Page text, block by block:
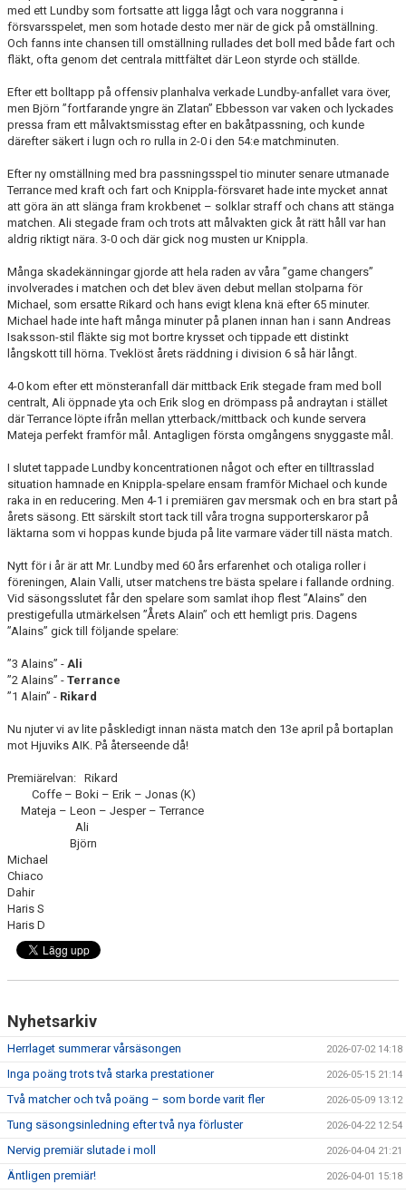
med ett Lundby som fortsatte att ligga lågt och vara noggranna i
försvarsspelet, men som hotade desto mer när de gick på omställning.
Och fanns inte chansen till omställning rullades det boll med både fart och
fläkt, ofta genom det centrala mittfältet där Leon styrde och ställde.
Efter ett bolltapp på offensiv planhalva verkade Lundby-anfallet vara över,
men Björn ”fortfarande yngre än Zlatan” Ebbesson var vaken och lyckades
pressa fram ett målvaktsmisstag efter en bakåtpassning, och kunde
därefter säkert i lugn och ro rulla in 2-0 i den 54:e matchminuten.
Efter ny omställning med bra passningsspel tio minuter senare utmanade
Terrance med kraft och fart och Knippla-försvaret hade inte mycket annat
att göra än att slänga fram krokbenet – solklar straff och chans att stänga
matchen. Ali stegade fram och trots att målvakten gick åt rätt håll var han
aldrig riktigt nära. 3-0 och där gick nog musten ur Knippla.
Många skadekänningar gjorde att hela raden av våra ”game changers”
involverades i matchen och det blev även debut mellan stolparna för
Michael, som ersatte Rikard och hans evigt klena knä efter 65 minuter.
Michael hade inte haft många minuter på planen innan han i sann Andreas
Isaksson-stil fläkte sig mot bortre krysset och tippade ett distinkt
långskott till hörna. Tveklöst årets räddning i division 6 så här långt.
4-0 kom efter ett mönsteranfall där mittback Erik stegade fram med boll
centralt, Ali öppnade yta och Erik slog en drömpass på andraytan i stället
där Terrance löpte ifrån mellan ytterback/mittback och kunde servera
Mateja perfekt framför mål. Antagligen första omgångens snyggaste mål.
I slutet tappade Lundby koncentrationen något och efter en tilltrasslad
situation hamnade en Knippla-spelare ensam framför Michael och kunde
raka in en reducering. Men 4-1 i premiären gav mersmak och en bra start på
årets säsong. Ett särskilt stort tack till våra trogna supporterskaror på
läktarna som vi hoppas kunde bjuda på lite varmare väder till nästa match.
Nytt för i år är att Mr. Lundby med 60 års erfarenhet och otaliga roller i
föreningen, Alain Valli, utser matchens tre bästa spelare i fallande ordning.
Vid säsongsslutet får den spelare som samlat ihop flest ”Alains” den
prestigefulla utmärkelsen ”Årets Alain” och ett hemligt pris. Dagens
”Alains” gick till följande spelare:
”3 Alains” - Ali
”2 Alains” - Terrance
”1 Alain” - Rikard
Nu njuter vi av lite påskledigt innan nästa match den 13e april på bortaplan
mot Hjuviks AIK. På återseende då!
Premiärelvan: Rikard
Coffe – Boki – Erik – Jonas (K)
Mateja – Leon – Jesper – Terrance
Ali
Björn
Michael
Chiaco
Dahir
Haris S
Haris D
Nyhetsarkiv
Herrlaget summerar vårsäsongen 2026-07-02 14:18
Inga poäng trots två starka prestationer 2026-05-15 21:14
Två matcher och två poäng – som borde varit fler 2026-05-09 13:12
Tung säsongsinledning efter två nya förluster 2026-04-22 12:54
Nervig premiär slutade i moll 2026-04-04 21:21
Äntligen premiär! 2026-04-01 15:18